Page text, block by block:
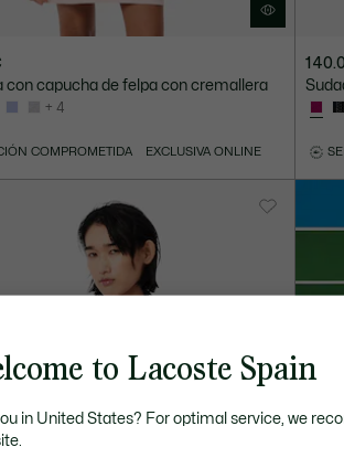
con capucha de felpa con cremallera
+ 4
COMPROMETIDA EXCLUSIVA ONLINE
to Lacoste Spain
in United States? For optimal service, we